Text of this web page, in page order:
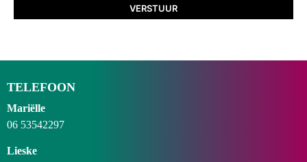
TELEFOON
Mariëlle
06 53542297
Lieske